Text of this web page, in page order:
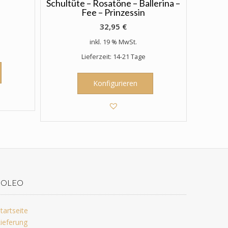
Schultüte – Rosatöne – Ballerina –
Fee – Prinzessin
32,95 €
inkl. 19 % MwSt.
Lieferzeit: 14-21 Tage
Konfigurieren